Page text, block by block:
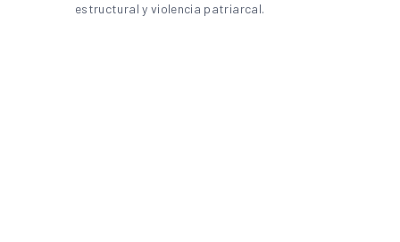
estructural y violencia patriarcal.